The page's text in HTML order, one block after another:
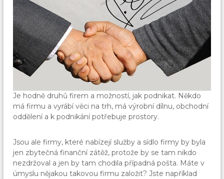
Je hodně druhů firem a možností, jak podnikat. Někdo
má firmu a vyrábí věci na trh, má výrobní dílnu, obchodní
oddělení a k podnikání potřebuje prostory.
Jsou ale firmy, které nabízejí služby a sídlo firmy by byla
jen zbytečná finanční zátěž, protože by se tam nikdo
nezdržoval a jen by tam chodila případná pošta. Máte v
úmyslu nějakou takovou firmu založit? Jste například